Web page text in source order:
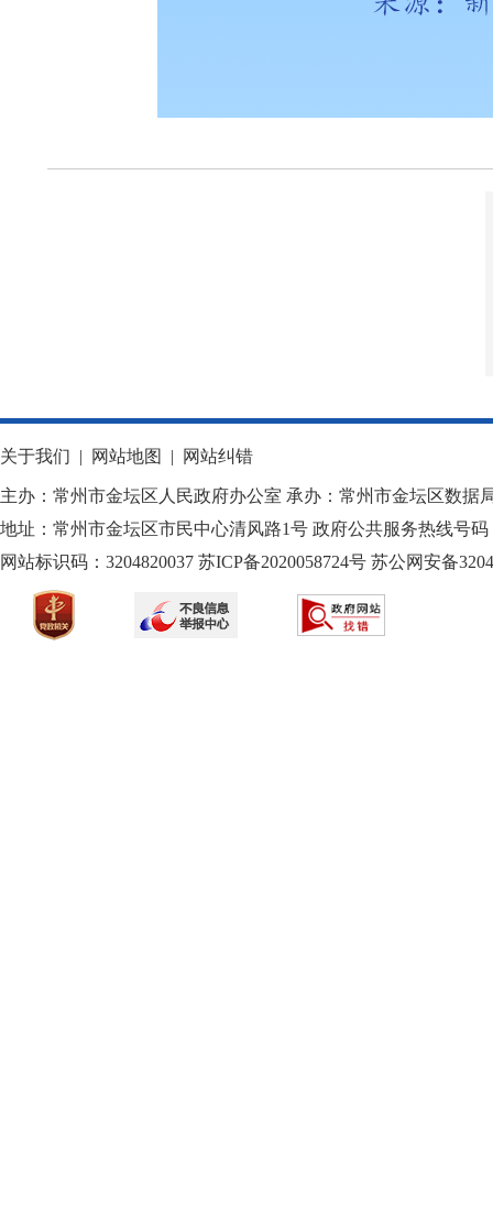
关于我们 | 网站地图 | 网站纠错
主办：常州市金坛区人民政府办公室 承办：常州市金坛区数据
地址：常州市金坛区市民中心清风路1号 政府公共服务热线号码
网站标识码：3204820037 苏ICP备2020058724号 苏公网安备